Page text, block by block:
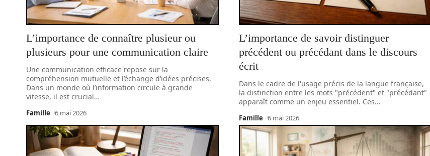
L’importance de connaître plusieur ou
plusieurs pour une communication claire
Une communication efficace repose sur la
compréhension mutuelle et l’échange d’idées précises.
Dans un monde où l’information circule à grande
vitesse, il est crucial…
Famille 6 mai 2026
L’importance de savoir distinguer
précédent ou précédant dans le discours
écrit
Dans le cadre de l'usage précis de la langue française,
la distinction entre les mots "précédent" et "précédant"
apparaît comme un enjeu essentiel. Ces…
Famille 6 mai 2026